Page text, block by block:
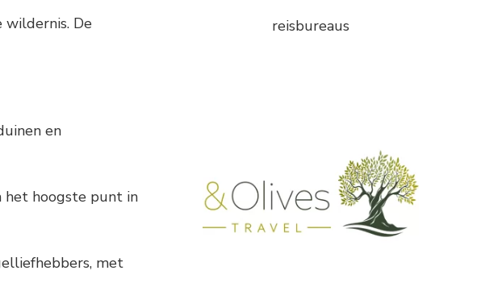
wildernis. De
en
het hoogste punt in
met
reisbureaus